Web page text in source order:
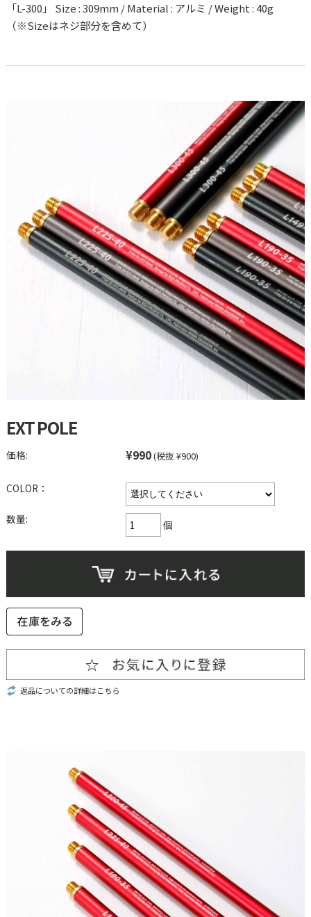
「L-300」 Size : 309mm / Material : アルミ / Weight : 40g
（※Sizeはネジ部分を含めて）
EXT POLE
価格: ¥990(税抜 ¥900)
COLOR：
数量: 個
返品についての詳細はこちら